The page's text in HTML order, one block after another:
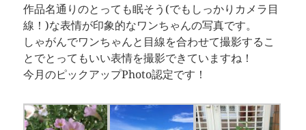
作品名通りのとっても眠そう(でもしっかりカメラ目
線！)な表情が印象的なワンちゃんの写真です。
しゃがんでワンちゃんと目線を合わせて撮影するこ
とでとってもいい表情を撮影できていますね！
今月のピックアップPhoto認定です！